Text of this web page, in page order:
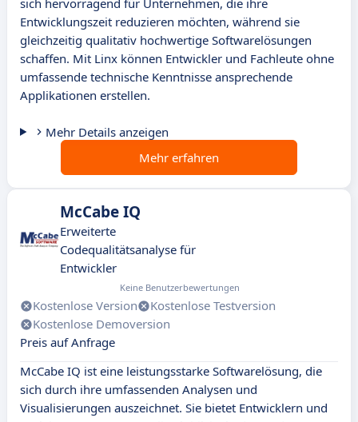
sich hervorragend für Unternehmen, die ihre
Entwicklungszeit reduzieren möchten, während sie
gleichzeitig qualitativ hochwertige Softwarelösungen
schaffen. Mit Linx können Entwickler und Fachleute ohne
umfassende technische Kenntnisse ansprechende
Applikationen erstellen.
Mehr Details anzeigen
Mehr erfahren
McCabe IQ
Erweiterte
Codequalitätsanalyse für
Entwickler
Keine Benutzerbewertungen
Kostenlose Version
Kostenlose Testversion
Kostenlose Demoversion
Preis auf Anfrage
McCabe IQ ist eine leistungsstarke Softwarelösung, die
sich durch ihre umfassenden Analysen und
Visualisierungen auszeichnet. Sie bietet Entwicklern und